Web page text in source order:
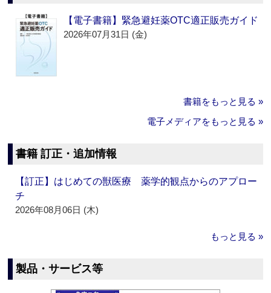
【電子書籍】緊急避妊薬OTC適正販売ガイド
2026年07月31日 (金)
書籍をもっと見る »
電子メディアをもっと見る »
書籍 訂正・追加情報
【訂正】はじめての獣医療 薬学的観点からのアプロー
チ
2026年08月06日 (木)
もっと見る »
製品・サービス等